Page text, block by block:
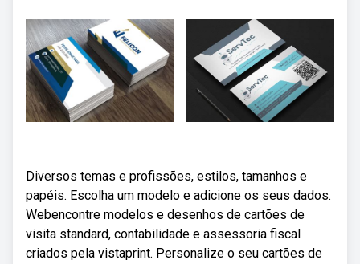
Diversos temas e profissões, estilos, tamanhos e
papéis. Escolha um modelo e adicione os seus dados.
Webencontre modelos e desenhos de cartões de
visita standard, contabilidade e assessoria fiscal
criados pela vistaprint. Personalize o seu cartões de